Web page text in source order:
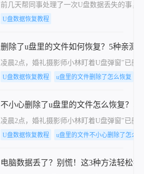
前几天帮同事处理了一次U盘数据丢失的事，
U盘数据恢复教程
删除了u盘里的文件如何恢复？5种亲测
凌晨2点，婚礼摄影师小林盯着U盘弹窗"已
U盘数据恢复教程 u盘里的文件删除了怎么恢复
不小心删除了u盘里的文件怎么恢复？5
凌晨2点，婚礼摄影师小林盯着U盘弹窗"已
U盘数据恢复教程 u盘里的文件不小心删除了怎么
电脑数据丢了？别慌！这3种方法轻松找